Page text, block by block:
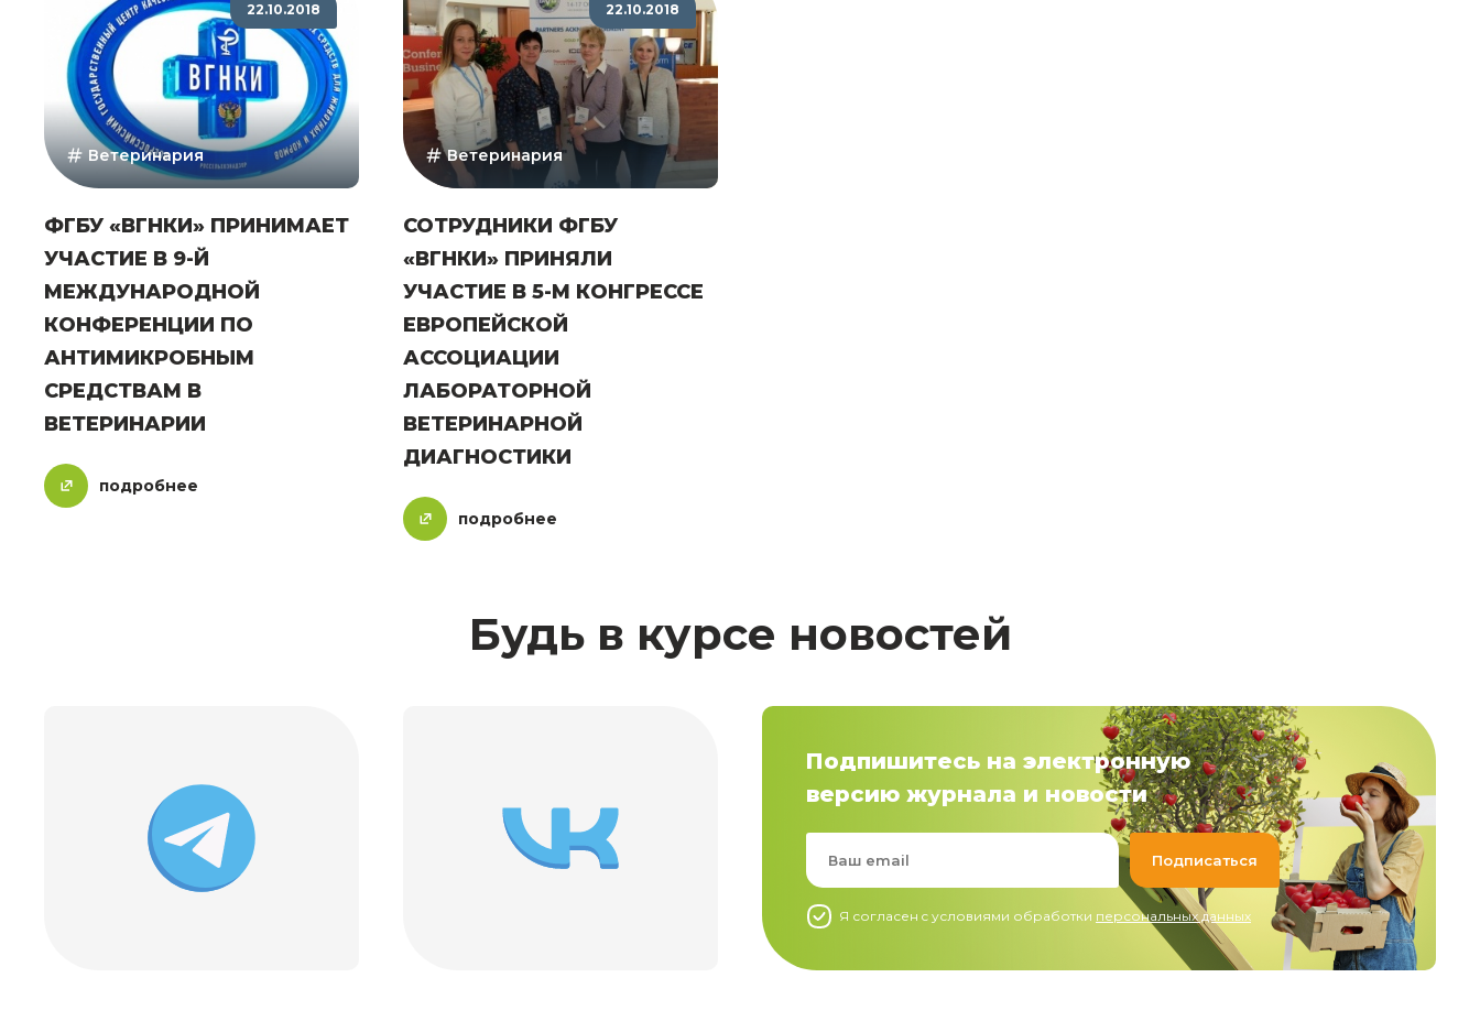
22.10.2018
Ветеринария
ФГБУ «ВГНКИ» ПРИНИМАЕТ
УЧАСТИЕ В 9-Й
МЕЖДУНАРОДНОЙ
КОНФЕРЕНЦИИ ПО
АНТИМИКРОБНЫМ
СРЕДСТВАМ В
ВЕТЕРИНАРИИ
подробнее
22.10.2018
Ветеринария
СОТРУДНИКИ ФГБУ
«ВГНКИ» ПРИНЯЛИ
УЧАСТИЕ В 5-М КОНГРЕССЕ
ЕВРОПЕЙСКОЙ
АССОЦИАЦИИ
ЛАБОРАТОРНОЙ
ВЕТЕРИНАРНОЙ
ДИАГНОСТИКИ
подробнее
Будь в курсе новостей
Подпишитесь на электронную
версию журнала и новости
Я согласен c условиями обработки персональных данных